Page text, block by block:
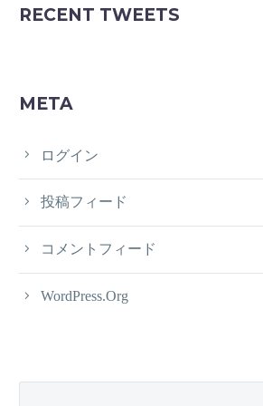
RECENT TWEETS
META
ログイン
投稿フィード
コメントフィード
WordPress.org